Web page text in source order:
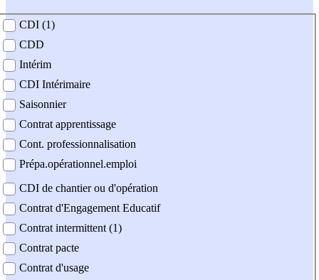
contrat
CDI (1)
CDD
Intérim
CDI Intérimaire
Saisonnier
Contrat apprentissage
Cont. professionnalisation
Prépa.opérationnel.emploi
CDI de chantier ou d'opération
Contrat d'Engagement Educatif
Contrat intermittent (1)
Contrat pacte
Contrat d'usage